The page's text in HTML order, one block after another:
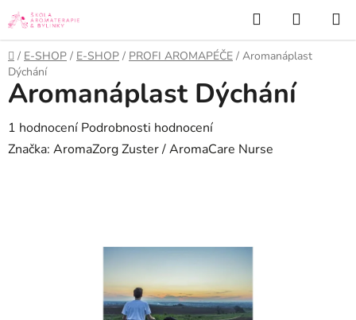
Přejít
na
obsah
Hledat
KOŠÍK
Domů
/ E-SHOP / E-SHOP / PROFI AROMAPÉČE / Aromanáplast
Dýchání
Aromanáplast Dýchání
Průměrné
hodnocení
1 hodnocení Podrobnosti hodnocení
Značka: AromaZorg Zuster / AromaCare Nurse